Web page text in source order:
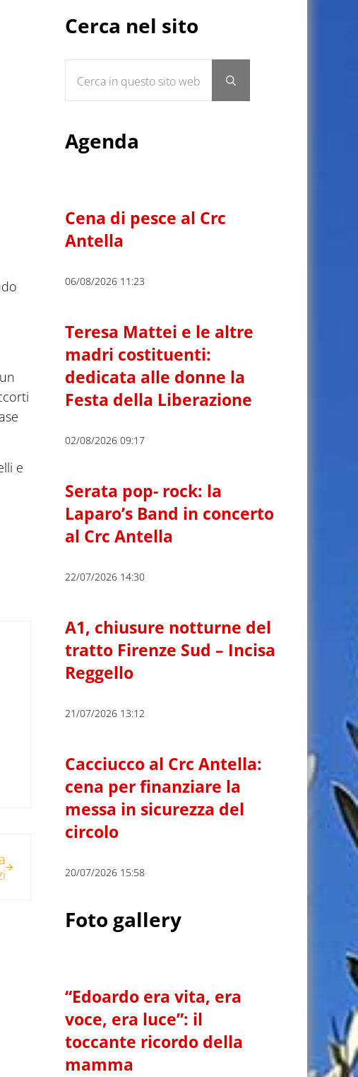
e
Cerca nel sito
Submit search
Agenda
Cena di pesce al Crc
Antella
06/08/2026 11:23
Teresa Mattei e le altre
madri costituenti:
dedicata alle donne la
Festa della Liberazione
02/08/2026 09:17
Serata pop- rock: la
Laparo’s Band in concerto
al Crc Antella
22/07/2026 14:30
A1, chiusure notturne del
tratto Firenze Sud – Incisa
Reggello
21/07/2026 13:12
Cacciucco al Crc Antella:
cena per finanziare la
messa in sicurezza del
circolo
20/07/2026 15:58
Foto gallery
“Edoardo era vita, era
voce, era luce”: il
toccante ricordo della
mamma